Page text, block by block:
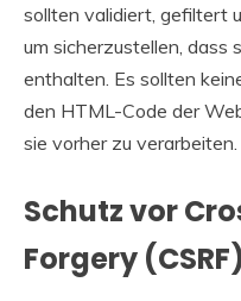
sollten validiert, gefiltert
um sicherzustellen, dass
enthalten. Es sollten
den HTML-Code der
sie vorher zu verarbeiten.
Schutz vor
Forgery